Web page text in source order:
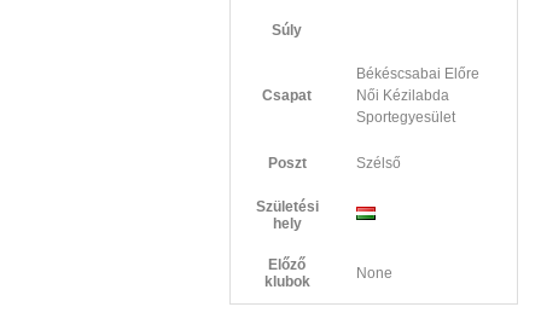
Súly
Csapat
Békéscsabai Előre
Női Kézilabda
Sportegyesület
Poszt Szélső
Születési
hely
Előző
klubok
None